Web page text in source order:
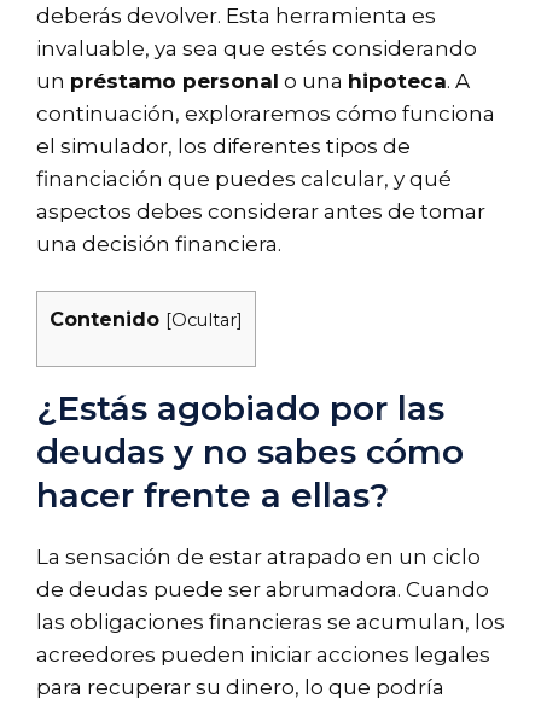
deberás devolver. Esta herramienta es
invaluable, ya sea que estés considerando
un préstamo personal o una hipoteca. A
continuación, exploraremos cómo funciona
el simulador, los diferentes tipos de
financiación que puedes calcular, y qué
aspectos debes considerar antes de tomar
una decisión financiera.
Contenido [Ocultar]
¿Estás agobiado por las
deudas y no sabes cómo
hacer frente a ellas?
La sensación de estar atrapado en un ciclo
de deudas puede ser abrumadora. Cuando
las obligaciones financieras se acumulan, los
acreedores pueden iniciar acciones legales
para recuperar su dinero, lo que podría